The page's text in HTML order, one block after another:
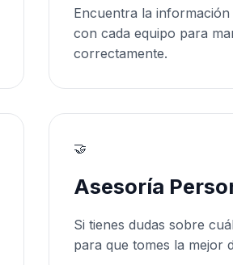
Encuentra la
con cada equipo para
correctamente.
🤝
Asesoría
Si tienes dudas sobre
para que tomes la mejor